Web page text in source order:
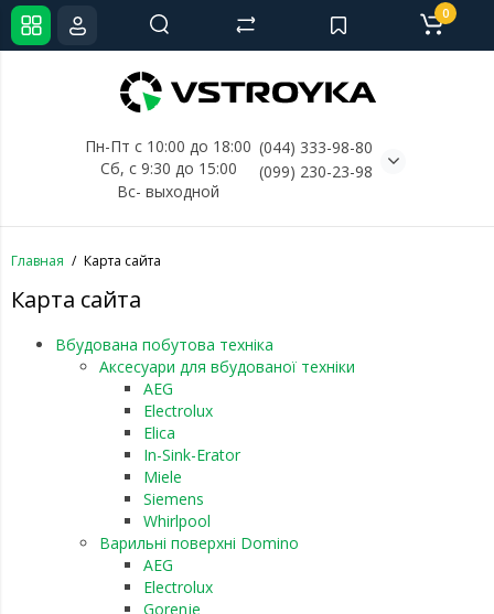
Пн-Пт с 10:00 до 18:00
Сб, с 9:30 до 15:00
Вс- выходной
(044) 333-98-80
(099) 230-23-98
0
Главная Карта сайта
Карта сайта
Вбудована побутова техніка
Аксесуари для вбудованої техніки
AEG
Electrolux
Elica
In-Sink-Erator
Miele
Siemens
Whirlpool
Варильні поверхні Domino
AEG
Electrolux
Gorenje